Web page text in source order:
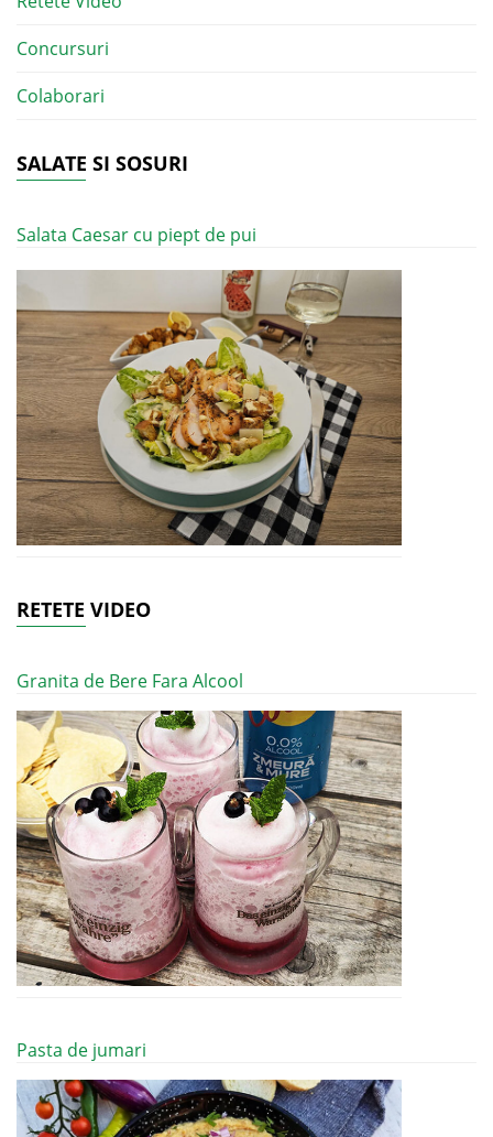
Concursuri
Colaborari
SALATE SI SOSURI
Salata Caesar cu piept de pui
RETETE VIDEO
Granita de Bere Fara Alcool
Pasta de jumari